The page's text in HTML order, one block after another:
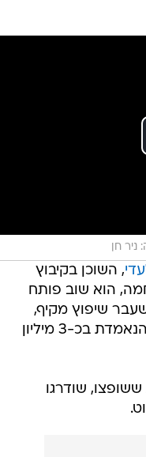
ניר חן
, השוכן בקיבוץ
הוא שוב פותח
שיפוץ מקיף,
שדרוג ומיתוג מחדש, בהשקעה הנאמדת בכ-3 מיליון
ששופצו, שודרגו